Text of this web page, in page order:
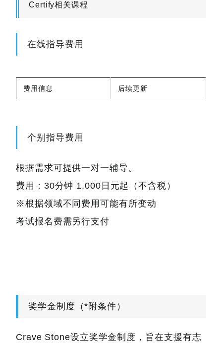
Certify相关课程
在线指导费用
费用信息 后续更新
个别指导费用
根据需求可提供一对一辅导。
费用：30分钟 1,000日元起（不含税）
※根据领域不同费用可能有所变动
考试报名费需另行支付
奖学金制度（*附条件）
Crave Stone设立奖学金制度，旨在支援有志